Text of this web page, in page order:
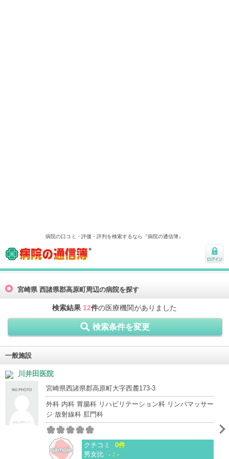
病院の口コミ・評価・評判を検索するなら『病院の通信簿』
病院の通信簿
ログ
宮崎県 西諸県郡高原町周辺の病院を探す
検索結果 12件の医療機関がありました
検索条件を変更
一般施設
川井田医院
宮崎県西諸県郡高原町大字西麓173-3
外科 内科 胃腸科 リハビリテーション科 リンパマッサー
ジ 放射線科 肛門科
クチコミ
0件
男女比 -：-